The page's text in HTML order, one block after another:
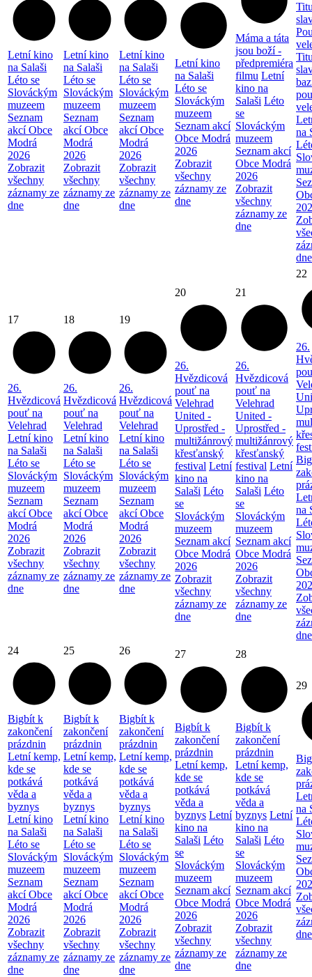
Letní kino
na Salaši
Léto se
Slováckým
muzeem
Seznam
akcí Obce
Modrá
2026
Zobrazit
všechny
záznamy ze
dne
Letní kino
na Salaši
Léto se
Slováckým
muzeem
Seznam
akcí Obce
Modrá
2026
Zobrazit
všechny
záznamy ze
dne
Letní kino
na Salaši
Léto se
Slováckým
muzeem
Seznam
akcí Obce
Modrá
2026
Zobrazit
všechny
záznamy ze
dne
Letní kino
na Salaši
Léto se
Slováckým
muzeem
Seznam akcí
Obce Modrá
2026
Zobrazit
všechny
záznamy ze
dne
Máma a táta
jsou boží -
předpremiéra
filmu Letní
kino na
Salaši Léto
se
Slováckým
muzeem
Seznam akcí
Obce Modrá
2026
Zobrazit
všechny
záznamy ze
dne
na
dne
17
26.
Hvězdicová
pouť na
Velehrad
Letní kino
na Salaši
Léto se
Slováckým
muzeem
Seznam
akcí Obce
Modrá
2026
Zobrazit
všechny
záznamy ze
dne
18
26.
Hvězdicová
pouť na
Velehrad
Letní kino
na Salaši
Léto se
Slováckým
muzeem
Seznam
akcí Obce
Modrá
2026
Zobrazit
všechny
záznamy ze
dne
19
26.
Hvězdicová
pouť na
Velehrad
Letní kino
na Salaši
Léto se
Slováckým
muzeem
Seznam
akcí Obce
Modrá
2026
Zobrazit
všechny
záznamy ze
dne
20
26.
Hvězdicová
pouť na
Velehrad
United -
Uprostřed -
multižánrový
křesťanský
festival Letní
kino na
Salaši Léto
se
Slováckým
muzeem
Seznam akcí
Obce Modrá
2026
Zobrazit
všechny
záznamy ze
dne
21
26.
Hvězdicová
pouť na
Velehrad
United -
Uprostřed -
multižánrový
křesťanský
festival Letní
kino na
Salaši Léto
se
Slováckým
muzeem
Seznam akcí
Obce Modrá
2026
Zobrazit
všechny
záznamy ze
dne
22
26.
na
dne
24
Bigbít k
zakončení
prázdnin
Letní kemp,
kde se
potkává
věda a
byznys
Letní kino
na Salaši
Léto se
Slováckým
muzeem
Seznam
akcí Obce
Modrá
2026
Zobrazit
všechny
záznamy ze
dne
25
Bigbít k
zakončení
prázdnin
Letní kemp,
kde se
potkává
věda a
byznys
Letní kino
na Salaši
Léto se
Slováckým
muzeem
Seznam
akcí Obce
Modrá
2026
Zobrazit
všechny
záznamy ze
dne
26
Bigbít k
zakončení
prázdnin
Letní kemp,
kde se
potkává
věda a
byznys
Letní kino
na Salaši
Léto se
Slováckým
muzeem
Seznam
akcí Obce
Modrá
2026
Zobrazit
všechny
záznamy ze
dne
27
Bigbít k
zakončení
prázdnin
Letní kemp,
kde se
potkává
věda a
byznys Letní
kino na
Salaši Léto
se
Slováckým
muzeem
Seznam akcí
Obce Modrá
2026
Zobrazit
všechny
záznamy ze
dne
28
Bigbít k
zakončení
prázdnin
Letní kemp,
kde se
potkává
věda a
byznys Letní
kino na
Salaši Léto
se
Slováckým
muzeem
Seznam akcí
Obce Modrá
2026
Zobrazit
všechny
záznamy ze
dne
29
na
dne